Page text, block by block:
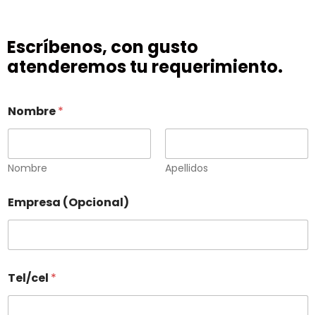
Escríbenos, con gusto
atenderemos tu requerimiento.
Nombre*
Nombre Apellidos
Empresa (Opcional)
Tel/cel *